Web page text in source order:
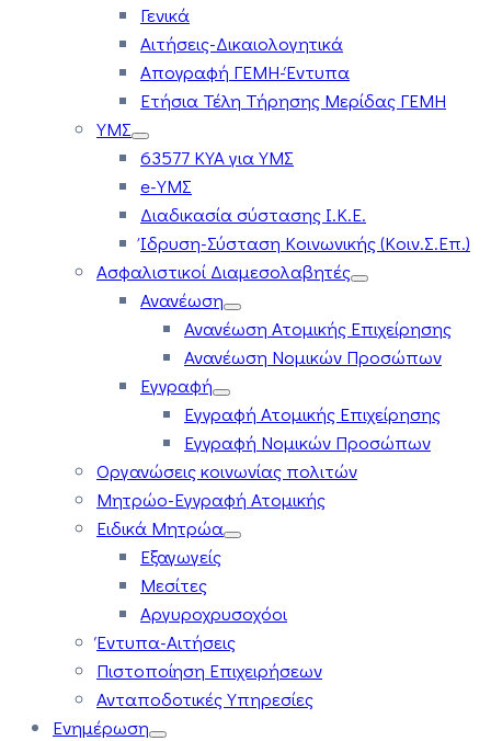
Γενικά
Αιτήσεις-Δικαιολογητικά
Απογραφή ΓΕΜΗ-Έντυπα
Ετήσια Τέλη Τήρησης Μερίδας ΓΕΜΗ
ΥΜΣ
63577 ΚΥΑ για ΥΜΣ
e-ΥΜΣ
Διαδικασία σύστασης Ι.Κ.Ε.
Ίδρυση-Σύσταση Κοινωνικής (Κοιν.Σ.Επ.)
Ασφαλιστικοί Διαμεσολαβητές
Ανανέωση
Ανανέωση Ατομικής Επιχείρησης
Ανανέωση Νομικών Προσώπων
Εγγραφή
Εγγραφή Ατομικής Επιχείρησης
Εγγραφή Νομικών Προσώπων
Οργανώσεις κοινωνίας πολιτών
Μητρώο-Εγγραφή Ατομικής
Ειδικά Μητρώα
Εξαγωγείς
Μεσίτες
Αργυροχρυσοχόοι
Έντυπα-Αιτήσεις
Πιστοποίηση Επιχειρήσεων
Ανταποδοτικές Υπηρεσίες
Ενημέρωση